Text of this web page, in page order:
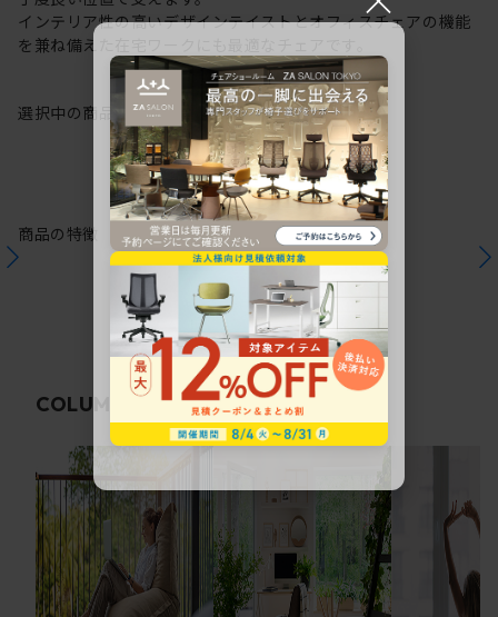
インテリア性の高いデザインテイストとオフィスチェアの機能
を兼ね備えた在宅ワークにも最適なチェアです。
選択中の商品情報保証 注意事項
商品の特徴
COLUMN 関連コラム